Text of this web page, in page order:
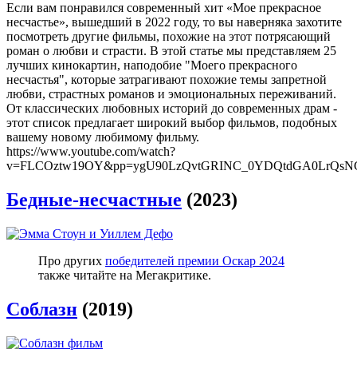
Если вам понравился современный хит «Мое прекрасное
несчастье», вышедший в 2022 году, то вы наверняка захотите
посмотреть другие фильмы, похожие на этот потрясающий
роман о любви и страсти. В этой статье мы представляем 25
лучших кинокартин, наподобие "Моего прекрасного
несчастья", которые затрагивают похожие темы запретной
любви, страстных романов и эмоциональных переживаний.
От классических любовных историй до современных драм -
этот список предлагает широкий выбор фильмов, подобных
вашему новому любимому фильму.
https://www.youtube.com/watch?
Бедные-несчастные (2023)
Про других победителей премии Оскар 2024
также читайте на Мегакритике.
Соблазн (2019)